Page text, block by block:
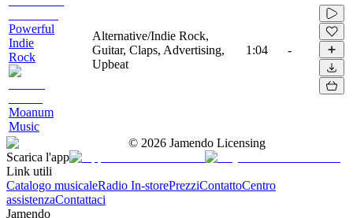
Powerful
Indie
Rock
Moanum
Music
Alternative/Indie Rock,
Guitar, Claps, Advertising,
Upbeat
1:04 -
© 2026 Jamendo Licensing
Scarica l'app
Link utili
Catalogo musicaleRadio In-storePrezziContattoCentro
assistenzaContattaci
Jamendo